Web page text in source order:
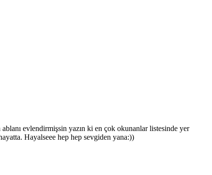
evlendirmişsin yazın ki en çok okunanlar listesinde yer
Hayalseee hep hep sevgiden yana:))